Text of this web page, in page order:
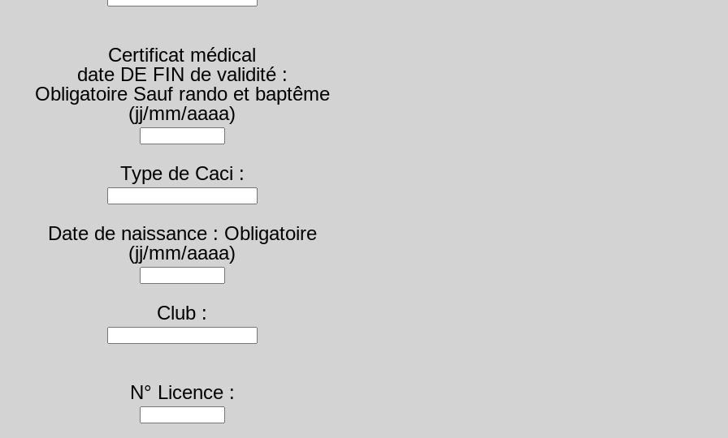
Certificat médical
date DE FIN de validité :
Obligatoire Sauf rando et baptême
(jj/mm/aaaa)
Type de Caci :
Date de naissance : Obligatoire
(jj/mm/aaaa)
Club :
N° Licence :